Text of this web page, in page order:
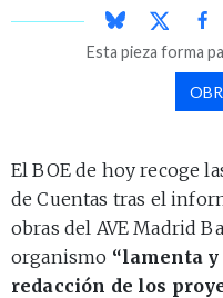
Esta pieza forma
El BOE de hoy recoge
de Cuentas tras el
obras del AVE Madrid
organismo “lamenta
redacción de los